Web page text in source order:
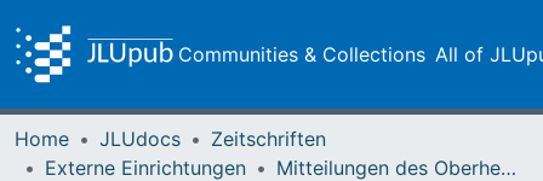
Communities & Collections All of
Home JLUdocs
Zeitschriften
Externe Einrichtungen
Mitteilungen des Oberhessischen Geschichtsvereins Gießen